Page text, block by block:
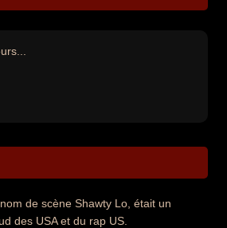
de scène Shawty Lo, était un
des USA et du rap US.